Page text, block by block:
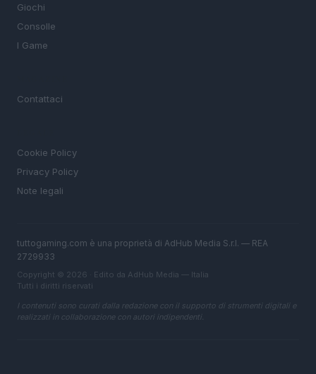
Giochi
Consolle
I Game
Contattaci
Cookie Policy
Privacy Policy
Note legali
tuttogaming.com è una proprietà di AdHub Media S.r.l. — REA
2729933
Copyright © 2026 · Edito da AdHub Media — Italia
Tutti i diritti riservati
I contenuti sono curati dalla redazione con il supporto di strumenti digitali e
realizzati in collaborazione con autori indipendenti.